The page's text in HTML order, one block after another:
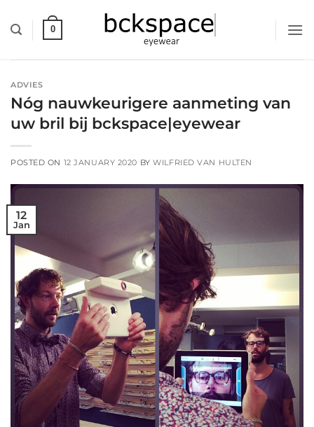
to
content
0
ADVIES
Nóg nauwkeurigere aanmeting van
uw bril bij bckspace|eyewear
POSTED ON 12 JANUARY 2020 BYWILFRIED VAN HULTEN
12
Jan